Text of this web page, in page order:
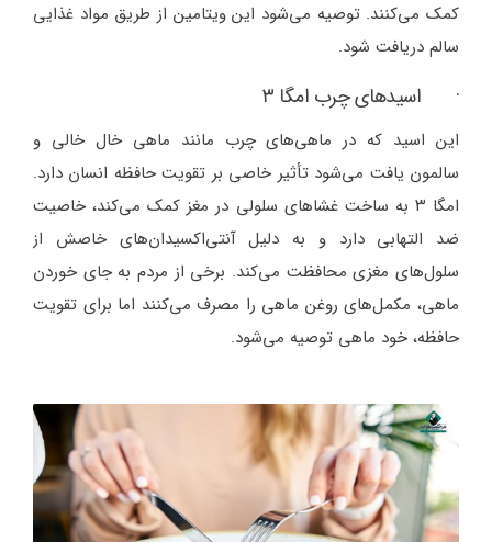
کمک می‌کنند. توصیه می‌شود این ویتامین از طریق مواد غذایی
سالم دریافت شود.
· اسیدهای چرب امگا ۳
این اسید که در ماهی‌های چرب مانند ماهی خال خالی و
سالمون یافت می‌شود تأثیر خاصی بر تقویت حافظه انسان دارد.
امگا ۳ به ساخت غشاهای سلولی در مغز کمک می‌کند، خاصیت
ضد التهابی دارد و به دلیل آنتی‌اکسیدان‌های خاصش از
سلول‌های مغزی محافظت می‌کند. برخی از مردم به جای خوردن
ماهی، مکمل‌های روغن ماهی را مصرف می‌کنند اما برای تقویت
حافظه، خود ماهی توصیه می‌شود.